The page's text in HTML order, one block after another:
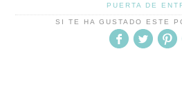
PUERTA DE
SI TE HA GUSTADO ESTE